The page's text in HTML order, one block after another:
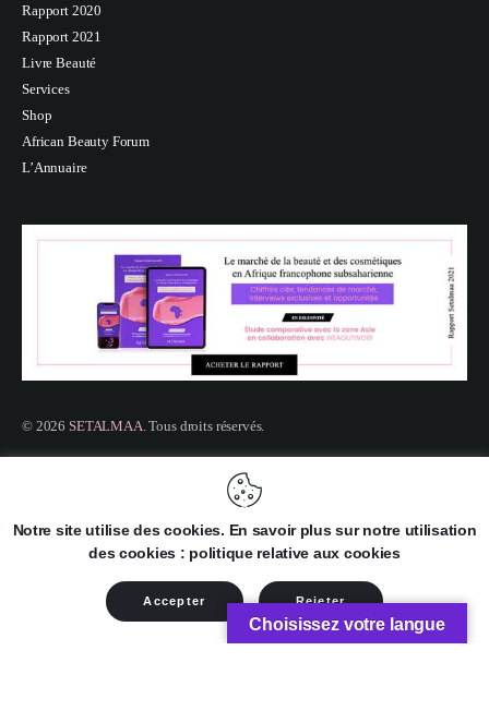
Rapport 2020
Rapport 2021
Livre Beauté
Services
Shop
African Beauty Forum
L’Annuaire
© 2026 SETALMAA . Tous droits réservés.
SYNAPTECH GROUP
Notre site utilise des cookies. En savoir plus sur notre utilisation
des cookies : politique relative aux cookies
Accepter Rejeter
Choisissez votre langue